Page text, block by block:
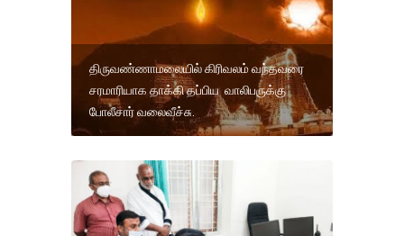
திருவண்ணாமலையில் கிரிவலம் வந்தவரை
சரமாரியாக தாக்கி தப்பிய வாலிபருக்கு
போலீசார் வலைவீச்சு.